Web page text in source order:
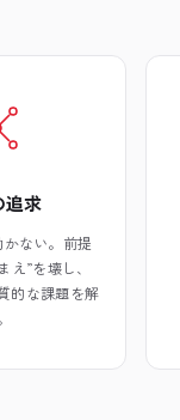
追求
ない。前提
え”を壊し、
的な課題を解